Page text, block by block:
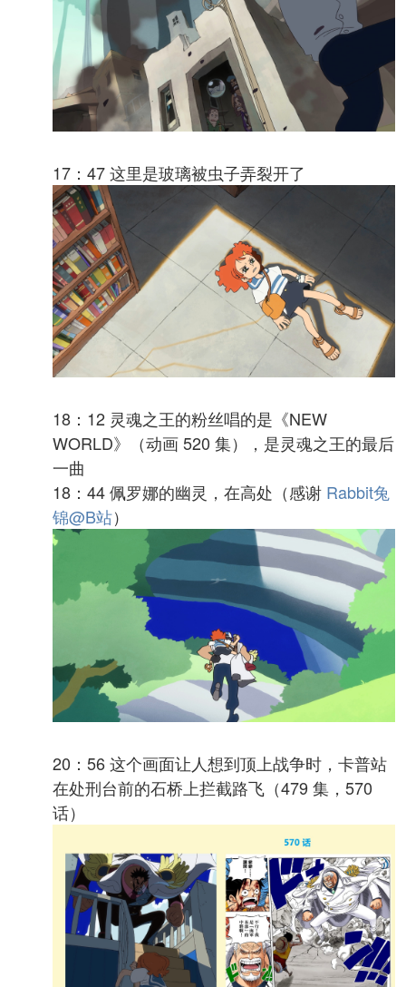
17：47 这里是玻璃被虫子弄裂开了
18：12 灵魂之王的粉丝唱的是《NEW
WORLD》（动画 520 集），是灵魂之王的最后
一曲
18：44 佩罗娜的幽灵，在高处（感谢 Rabbit兔
锦@B站）
20：56 这个画面让人想到顶上战争时，卡普站
在处刑台前的石桥上拦截路飞（479 集，570
话）